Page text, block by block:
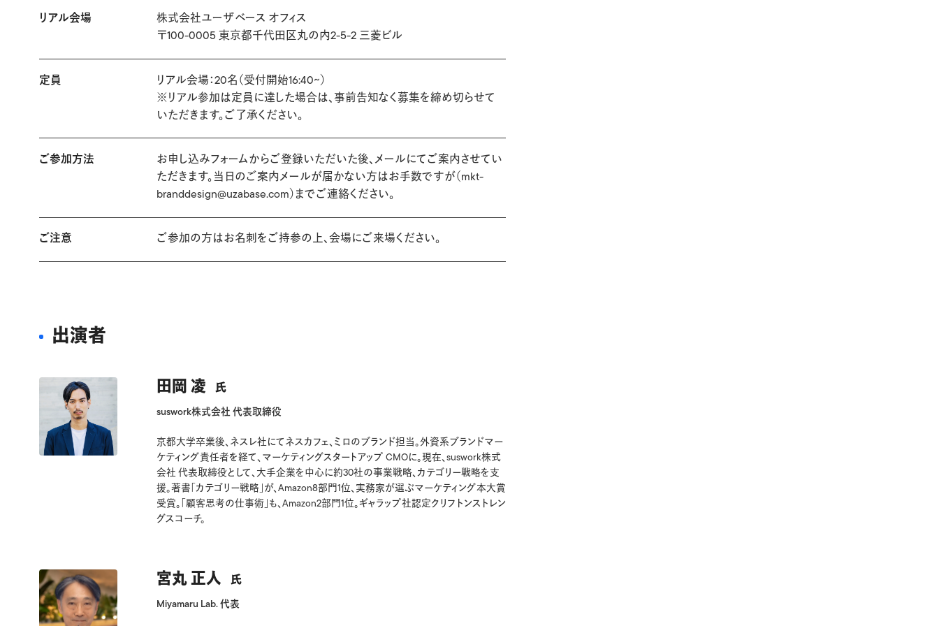
リアル会場
株式会社ユーザベース オフィス
〒100-0005 東京都千代田区丸の内2-5-2 三菱ビル
定員
リアル会場：20名（受付開始16:40~）
※リアル参加は定員に達した場合は、事前告知なく募集を締め切らせて
いただきます。ご了承ください。
ご参加方法
お申し込みフォームからご登録いただいた後、メールにてご案内させてい
ただきます。当日のご案内メールが届かない方はお手数ですが（mkt-
branddesign@uzabase.com）までご連絡ください。
ご注意 ご参加の方はお名刺をご持参の上、会場にご来場ください。
出演者
田岡 凌 氏
suswork株式会社 代表取締役
京都大学卒業後、ネスレ社にてネスカフェ、ミロのブランド担当。外資系ブランドマー
ケティング責任者を経て、マーケティングスタートアップ CMOに。現在、suswork株式
会社 代表取締役として、大手企業を中心に約30社の事業戦略、カテゴリー戦略を支
援。著書「カテゴリー戦略」が、Amazon8部門1位、実務家が選ぶマーケティング本大賞
受賞。「顧客思考の仕事術」も、Amazon2部門1位。ギャラップ社認定クリフトンストレン
グスコーチ。
宮丸 正人 氏
Miyamaru Lab. 代表